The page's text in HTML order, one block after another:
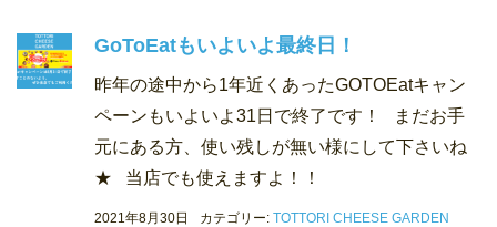
GoToEatもいよいよ最終日！
昨年の途中から1年近くあったGOTOEatキャン
ペーンもいよいよ31日で終了です！ まだお手
元にある方、使い残しが無い様にして下さいね
★ 当店でも使えますよ！！
2021年8月30日 カテゴリー: TOTTORI CHEESE GARDEN